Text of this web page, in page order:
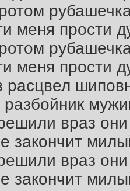
меня прости
меня прости
враз они
закончит
враз они
закончит